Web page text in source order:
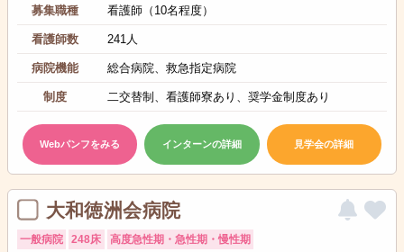
募集職種 看護師（10名程度）
看護師数 241人
病院機能 総合病院、救急指定病院
制度 二交替制、看護師寮あり、奨学金制度あり
Webパンフをみる インターンの詳細 見学会の詳細
大和徳洲会病院
一般病院 248床 高度急性期・急性期・慢性期